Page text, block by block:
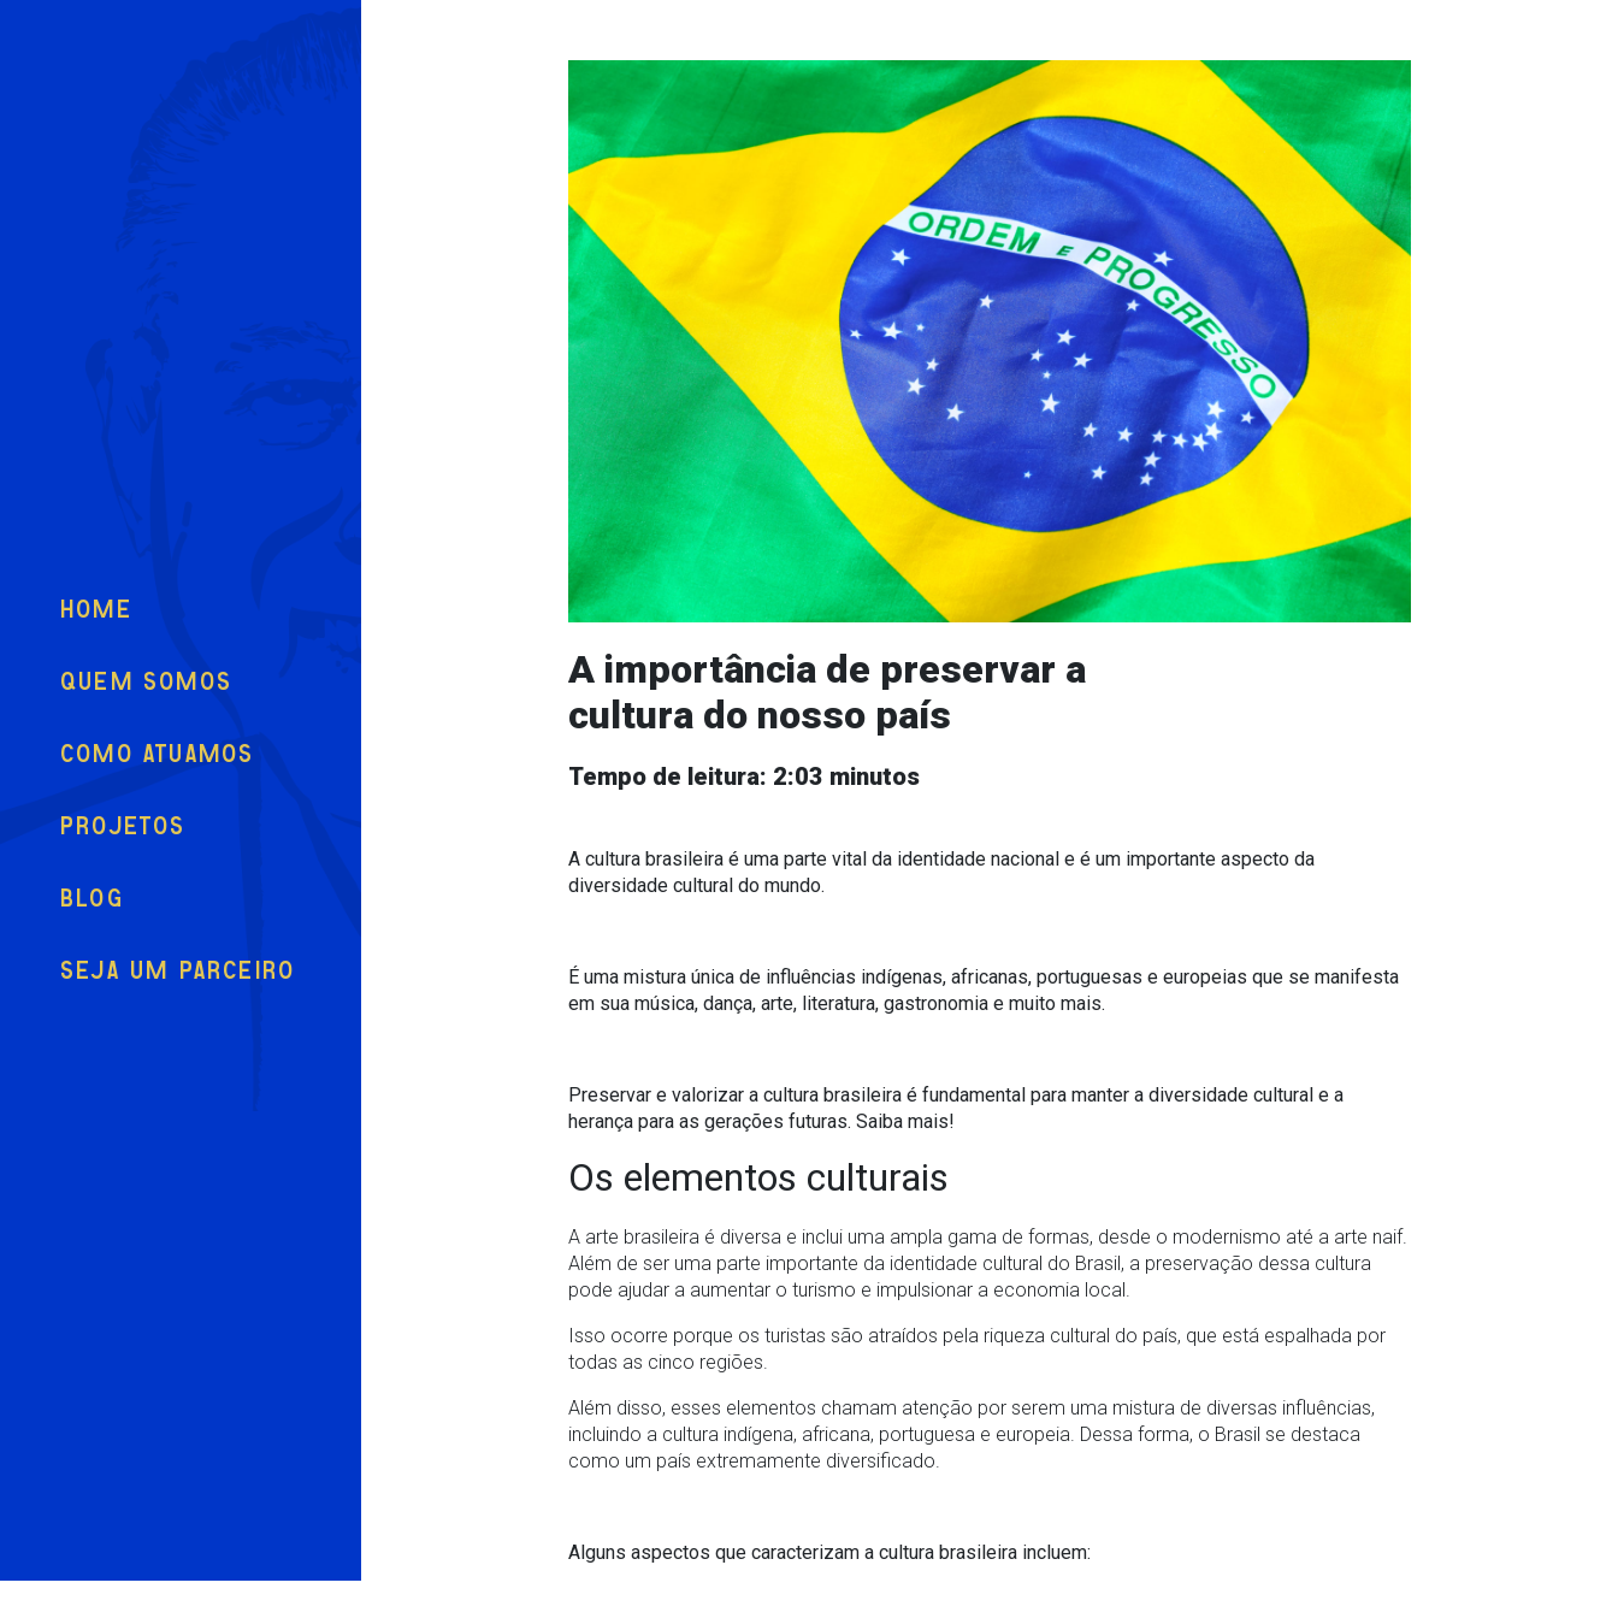
HOME
QUEM SOMOS
COMO ATUAMOS
PROJETOS
BLOG
SEJA UM PARCEIRO
A importância de preservar a
cultura do nosso país
Tempo de leitura: 2:03 minutos
A cultura brasileira é uma parte vital da identidade nacional e é um importante aspecto da
diversidade cultural do mundo.
É uma mistura única de influências indígenas, africanas, portuguesas e europeias que se manifesta
em sua música, dança, arte, literatura, gastronomia e muito mais.
Preservar e valorizar a cultura brasileira é fundamental para manter a diversidade cultural e a
herança para as gerações futuras. Saiba mais!
Os elementos culturais
A arte brasileira é diversa e inclui uma ampla gama de formas, desde o modernismo até a arte naif.
Além de ser uma parte importante da identidade cultural do Brasil, a preservação dessa cultura
pode ajudar a aumentar o turismo e impulsionar a economia local.
Isso ocorre porque os turistas são atraídos pela riqueza cultural do país, que está espalhada por
todas as cinco regiões.
Além disso, esses elementos chamam atenção por serem uma mistura de diversas influências,
incluindo a cultura indígena, africana, portuguesa e europeia. Dessa forma, o Brasil se destaca
como um país extremamente diversificado.
Alguns aspectos que caracterizam a cultura brasileira incluem: